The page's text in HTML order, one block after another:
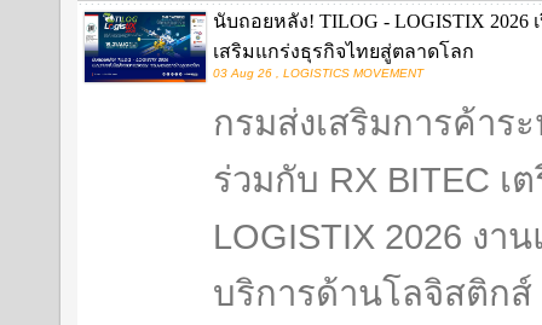
นับถอยหลัง! TILOG - LOGISTIX
เสริมแกร่งธุรกิจไทยสู่ตลาดโลก
03 Aug 26 , LOGISTICS MOVEMENT
กรมส่งเสริมการค้าร
ร่วมกับ RX BITEC เ
LOGISTIX 2026 งา
บริการด้านโลจิสติก